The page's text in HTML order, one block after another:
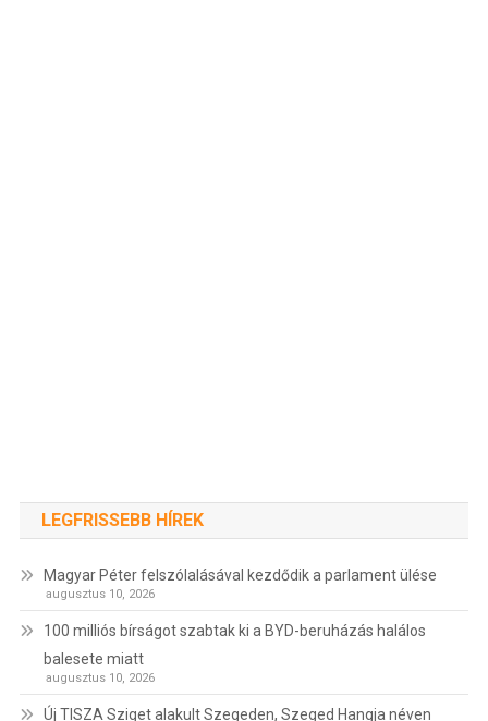
LEGFRISSEBB HÍREK
Magyar Péter felszólalásával kezdődik a parlament ülése
augusztus 10, 2026
100 milliós bírságot szabtak ki a BYD-beruházás halálos
balesete miatt
augusztus 10, 2026
Új TISZA Sziget alakult Szegeden, Szeged Hangja néven